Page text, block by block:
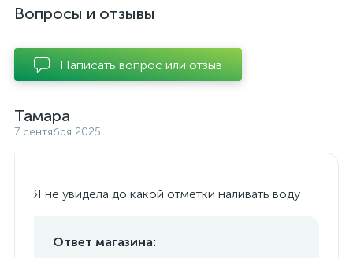
Вопросы и отзывы
Написать вопрос или отзыв
Тамара
7 сентября 2025
Я не увидела до какой отметки наливать воду
Ответ магазина: